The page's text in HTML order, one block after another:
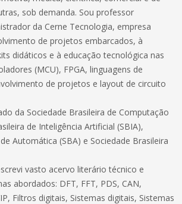
sob demanda. Sou professor
da Cerne Tecnologia, empresa
de projetos embarcados, à
didáticos e à educação tecnológica nas
(MCU), FPGA, linguagens de
de projetos e layout de circuito
da Sociedade Brasileira de Computação
de Inteligência Artificial (SBIA),
Automática (SBA) e Sociedade Brasileira
vasto acervo literário técnico e
abordados: DFT, FFT, PDS, CAN,
Filtros digitais, Sistemas digitais, Sistemas